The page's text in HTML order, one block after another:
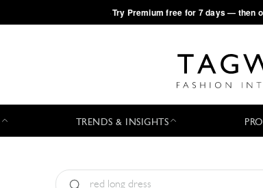
·Try Premium free for 7 days — then
TRENDS & INSIGHTS